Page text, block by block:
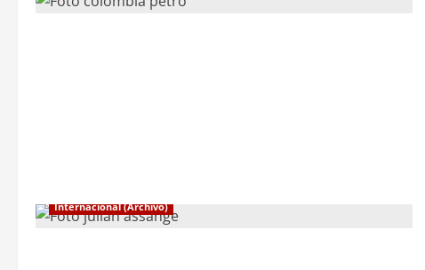
Internacional (Archivo)